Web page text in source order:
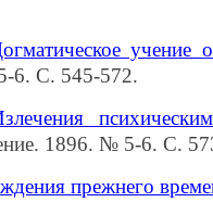
учение
6. С. 545-572.
1896. № 5-6. С.
прежнего